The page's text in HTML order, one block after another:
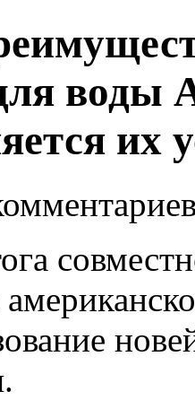
воды
их